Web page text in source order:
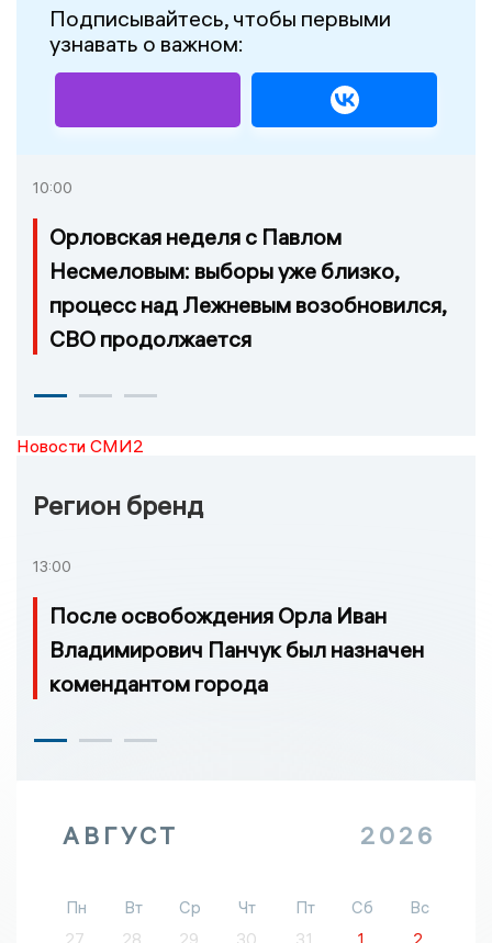
Подписывайтесь, чтобы первыми
узнавать о важном:
10:00
Орловская неделя с Павлом
Несмеловым: выборы уже близко,
процесс над Лежневым возобновился,
СВО продолжается
Новости СМИ2
Регион бренд
13:00
После освобождения Орла Иван
Владимирович Панчук был назначен
комендантом города
АВГУСТ 2026
Пн Вт Ср Чт Пт Сб
Вс